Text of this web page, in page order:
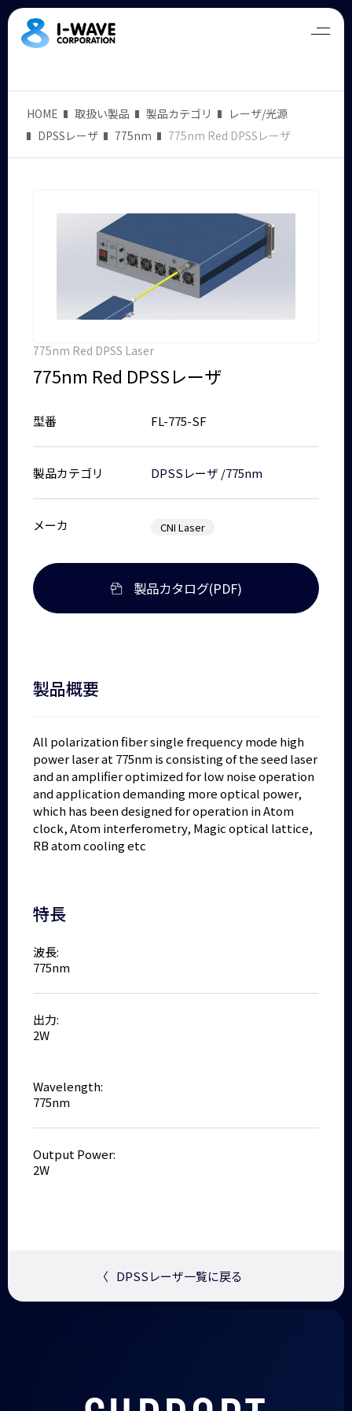
HOME 取扱い製品 製品カテゴリ
レーザ/光源
DPSSレーザ
775nm 775nm Red DPSSレーザ
775nm Red DPSS Laser
775nm Red DPSSレーザ
型番 FL-775-SF
製品カテゴリ DPSSレーザ /775nm
メーカ CNI Laser
製品カタログ(PDF)
製品概要
All polarization fiber single frequency mode high
power laser at 775nm is consisting of the seed laser
and an amplifier optimized for low noise operation
and application demanding more optical power,
which has been designed for operation in Atom
clock, Atom interferometry, Magic optical lattice,
RB atom cooling etc
特長
波長:
775nm
出力:
2W
Wavelength:
775nm
Output Power:
2W
〈 DPSSレーザ一覧に戻る